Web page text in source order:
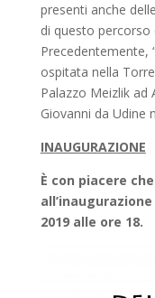
presenti anche delle
di questo
Precedentemente,
ospitata nella
Palazzo Meizlik ad
Giovanni da Udine
INAUGURAZIONE
È con piacere
2019 alle ore 18.